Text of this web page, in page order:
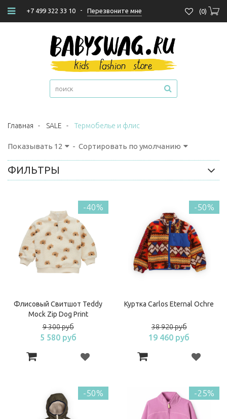
+7 499 322 33 10 - Перезвоните мне (0)
Главная - SALE - Термобелье и флис
Показывать 12 - Сортировать по умолчанию
ФИЛЬТРЫ
-40%
Флисовый Свитшот Teddy
Mock Zip Dog Print
9 300 руб
5 580 руб
-50%
Куртка Carlos Eternal Ochre
38 920 руб
19 460 руб
-50% -25%